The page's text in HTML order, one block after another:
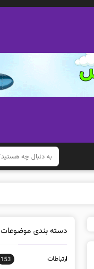
دسته بندی موضوعات
ارتباطات 153